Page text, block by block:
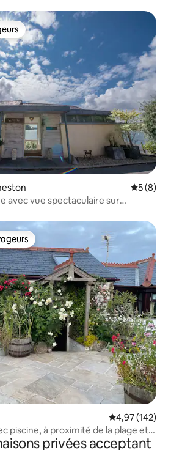
5 (8)
avec vue spectaculaire sur
les plus appréciés
Évaluation
4,97 (142)
piscine, à proximité de la plage et
privées acceptant